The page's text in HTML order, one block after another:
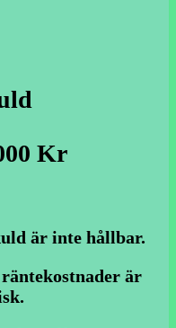
Kr
är inte hållbar.
är